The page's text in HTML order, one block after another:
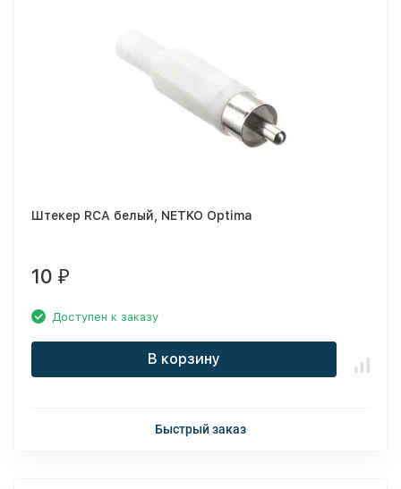
Штекер RCA белый, NETKO Optima
10 ₽
Доступен к заказу
В корзину
Быстрый заказ